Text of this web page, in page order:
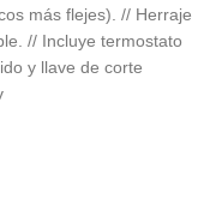
más flejes). // Herraje
// Incluye termostato
y llave de corte